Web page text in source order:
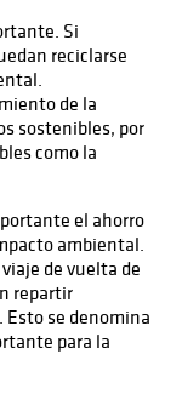
Si
reciclarse
de la
sostenibles, por
como la
el ahorro
ambiental.
de vuelta de
repartir
Esto se denomina
para la